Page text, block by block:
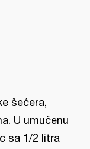
šećera,
U umučenu
sa 1/2 litra